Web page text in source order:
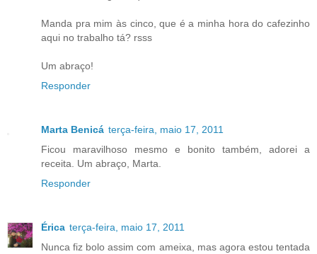
Manda pra mim às cinco, que é a minha hora do cafezinho
aqui no trabalho tá? rsss
Um abraço!
Responder
Marta Benicá terça-feira, maio 17, 2011
Ficou maravilhoso mesmo e bonito também, adorei a
receita. Um abraço, Marta.
Responder
Érica terça-feira, maio 17, 2011
Nunca fiz bolo assim com ameixa, mas agora estou tentada